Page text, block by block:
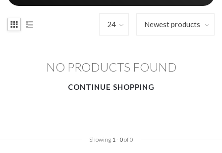
NO PRODUCTS FOUND
CONTINUE SHOPPING
Showing 1- 0of 0